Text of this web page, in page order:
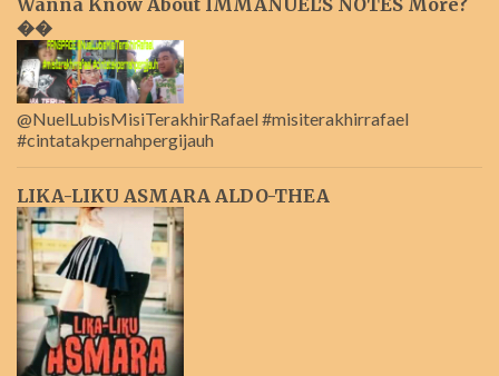
��
@NuelLubisMisiTerakhirRafael #misiterakhirrafael
#cintatakpernahpergijauh
LIKA-LIKU ASMARA ALDO-THEA